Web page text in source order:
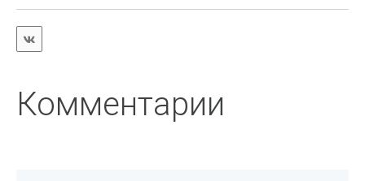
Комментарии